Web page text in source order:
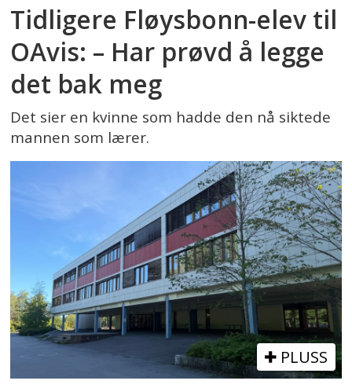
Tidligere Fløysbonn-elev til
OAvis: – Har prøvd å legge
det bak meg
Det sier en kvinne som hadde den nå siktede
mannen som lærer.
PLUSS